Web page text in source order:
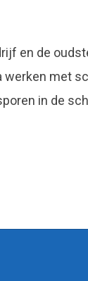
en de
werken met
in de